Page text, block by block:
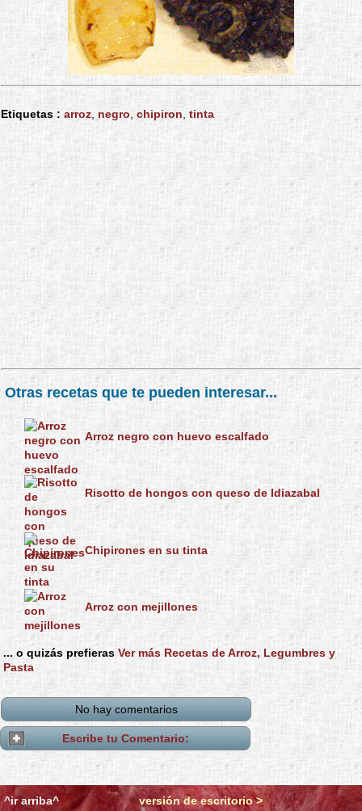
Etiquetas : arroz, negro, chipiron, tinta
Otras recetas que te pueden interesar...
Arroz negro con huevo escalfado
Risotto de hongos con queso de Idiazabal
Chipirones en su tinta
Arroz con mejillones
... o quizás prefieras Ver más Recetas de Arroz, Legumbres y
Pasta
No hay comentarios
Escribe tu Comentario:
^ir arriba^ versión de escritorio >